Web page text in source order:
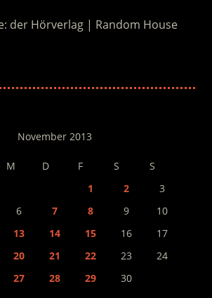
der Hörverlag | Random House
November 2013
M D F S
S
1
2
3
6 7 8 9
10
13 14 15 16
17
20 21 22 23
24
27 28 29
30